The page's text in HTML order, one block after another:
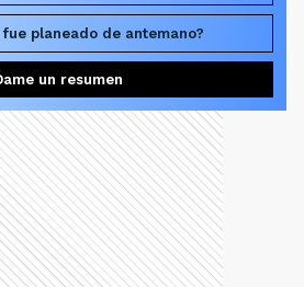
planeado de antemano?
un resumen